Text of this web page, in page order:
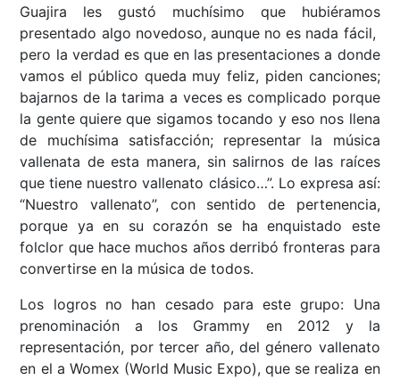
Guajira les gustó muchísimo que hubiéramos
presentado algo novedoso, aunque no es nada fácil,
pero la verdad es que en las presentaciones a donde
vamos el público queda muy feliz, piden canciones;
bajarnos de la tarima a veces es complicado porque
la gente quiere que sigamos tocando y eso nos llena
de muchísima satisfacción; representar la música
vallenata de esta manera, sin salirnos de las raíces
que tiene nuestro vallenato clásico…”. Lo expresa así:
“Nuestro vallenato”, con sentido de pertenencia,
porque ya en su corazón se ha enquistado este
folclor que hace muchos años derribó fronteras para
convertirse en la música de todos.
Los logros no han cesado para este grupo: Una
prenominación a los Grammy en 2012 y la
representación, por tercer año, del género vallenato
en el a Womex (World Music Expo), que se realiza en